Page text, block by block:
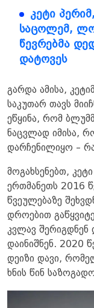
კეტი
საცოლემ,
წევრებმა
დატოვეს
გარდა ამისა,
საკუთარ თავს
ეწყინა, რომ
ნაცვლად იმისა,
დარჩენილიყო –
მოგახსენებთ,
ერთმანეთს 2016
წვეულებაზე
დროებით
კვლავ შერიგდნენ
დაინიშნენ. 2020
დეიზი დავი,
ხნის წინ